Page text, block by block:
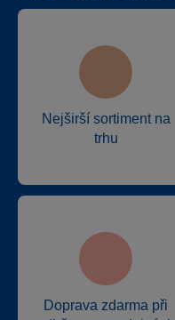
Nejširší sortiment na
trhu
Doprava zdarma při